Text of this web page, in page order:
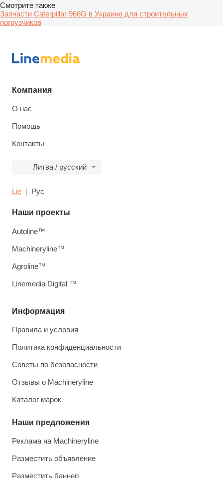
Смотрите также
Запчасти Caterpillar 966G в Украине для строительных
погрузчиков
Компания
О нас
Помощь
Контакты
Литва / русский
Lie Рус
Информация
Правила и условия
Политика конфиденциальности
Советы по безопасности
Отзывы о Machineryline
Каталог марок
Наши предложения
Реклама на Machineryline
Разместить объявление
Разместить баннер
Наши проекты
Autoline™
Machineryline™
Agroline™
Linemedia Digital ™